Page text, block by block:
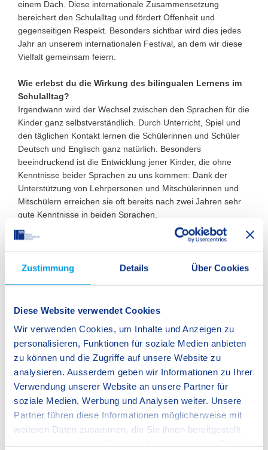
Zustimmung Details Über Cookies
Diese Website verwendet Cookies
Wir verwenden Cookies, um Inhalte und Anzeigen zu
personalisieren, Funktionen für soziale Medien anbieten
zu können und die Zugriffe auf unsere Website zu
analysieren. Ausserdem geben wir Informationen zu Ihrer
Verwendung unserer Website an unsere Partner für
soziale Medien, Werbung und Analysen weiter. Unsere
Partner führen diese Informationen möglicherweise mit
weiteren Daten zusammen, die Sie ihnen bereitgestellt
einem Dach. Diese internationale Zusammensetzung
bereichert den Schulalltag und fördert Offenheit und
gegenseitigen Respekt. Besonders sichtbar wird dies jedes
Jahr an unserem internationalen Festival, an dem wir diese
Vielfalt gemeinsam feiern.
Wie erlebst du die Wirkung des bilingualen Lernens im
Schulalltag?
Irgendwann wird der Wechsel zwischen den Sprachen für die
Kinder ganz selbstverständlich. Durch Unterricht, Spiel und
den täglichen Kontakt lernen die Schülerinnen und Schüler
Deutsch und Englisch ganz natürlich. Besonders
beeindruckend ist die Entwicklung jener Kinder, die ohne
Kenntnisse beider Sprachen zu uns kommen: Dank der
Unterstützung von Lehrpersonen und Mitschülerinnen und
Mitschülern erreichen sie oft bereits nach zwei Jahren sehr
gute Kenntnisse in beiden Sprachen.
Was ist dir persönlich als Schulleiter besonders wichtig
im Umgang mit Kindern, Eltern und dem Kollegium?
Trotz eines sehr anspruchsvollen Alltags nehme ich mir
und Zusammenarbeit prägen die Arbeit mit den Eltern. Mein
Mitarbeiterin und jeden einzelnen Mitarbeiter wäre die Schule
nicht das, was sie heute ist.